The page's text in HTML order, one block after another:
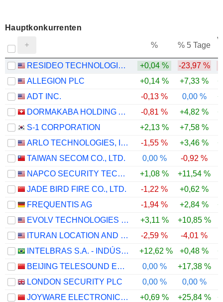
Hauptkonkurrenten
% % 5 Tage
RESIDEO TECHNOLOGIES, INC. +0,04 % -23,97 %
ALLEGION PLC
+0,14 % +7,33 %
ADT INC.
-0,13 % 0,00 %
DORMAKABA HOLDING AG
-0,81 % +4,82 %
S-1 CORPORATION
+2,13 % +7,58 %
ARLO TECHNOLOGIES, INC.
-1,55 % +3,46 %
TAIWAN SECOM CO., LTD.
0,00 % -0,92 %
NAPCO SECURITY TECHNOLOGIES, INC.
+1,08 % +11,54 %
JADE BIRD FIRE CO., LTD.
-1,22 % +0,62 %
FREQUENTIS AG
-1,94 % +2,84 %
EVOLV TECHNOLOGIES HOLDINGS, INC.
+3,11 % +10,85 %
ITURAN LOCATION AND CONTROL LTD.
-2,59 % -4,01 %
INTELBRAS S.A. - INDÚSTRIA DE TELECOMUNICAÇÃO ELETRÔNICA BRASILEIRA
+12,62 % +0,48 %
BEIJING TELESOUND ELECTRONICS CO., LTD.
0,00 % +17,38 %
LONDON SECURITY PLC
0,00 % 0,00 %
JOYWARE ELECTRONICS CO.,LTD
+0,69 % +25,84 %